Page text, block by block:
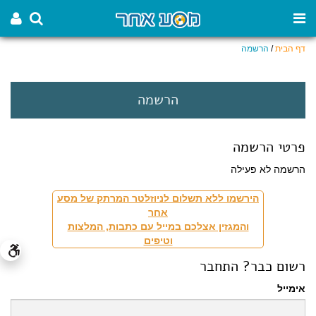
דף הבית/ הרשמה
הרשמה
פרטי הרשמה
הרשמה לא פעילה
הירשמו ללא תשלום לניוזלטר המרתק של מסע
אחר
והמגזין אצלכם במייל עם כתבות, המלצות
וטיפים
רשום כבר? התחבר
אימייל